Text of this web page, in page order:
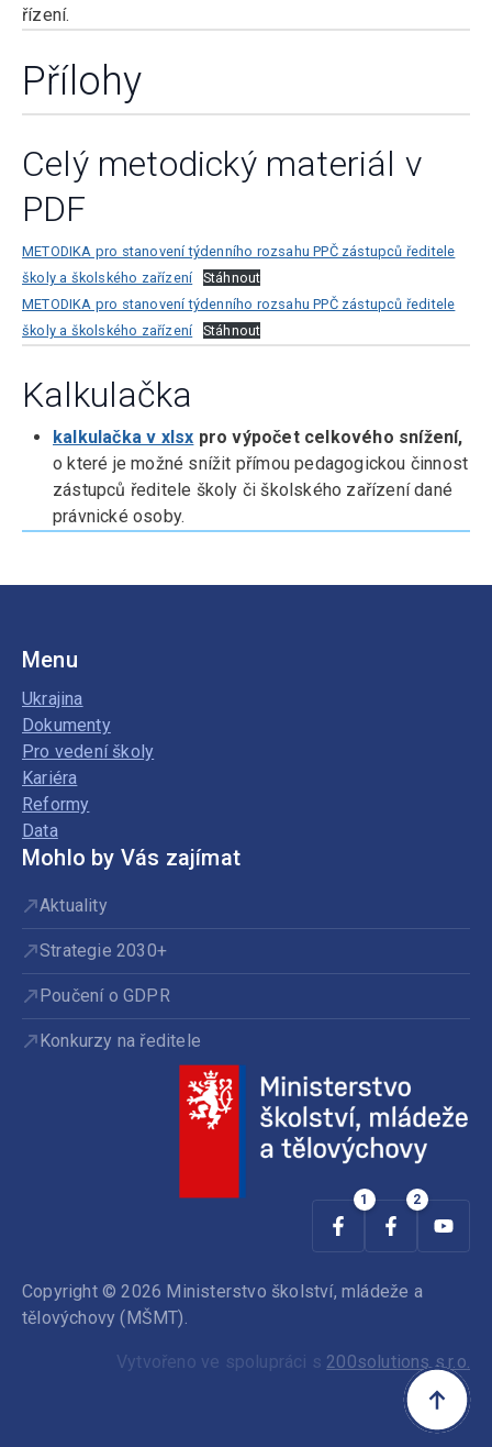
řízení.
Přílohy
Celý metodický materiál v
PDF
METODIKA pro stanovení týdenního rozsahu PPČ zástupců ředitele
školy a školského zařízení
Stáhnout
METODIKA pro stanovení týdenního rozsahu PPČ zástupců ředitele
školy a školského zařízení
Stáhnout
Kalkulačka
kalkulačka v xlsx pro výpočet celkového snížení,
o které je možné snížit přímou pedagogickou činnost
zástupců ředitele školy či školského zařízení dané
právnické osoby.
Menu
Ukrajina
Dokumenty
Pro vedení školy
Kariéra
Reformy
Data
Mohlo by Vás zajímat
Aktuality
Strategie 2030+
Poučení o GDPR
Konkurzy na ředitele
Copyright © 2026 Ministerstvo školství, mládeže a
tělovýchovy (MŠMT).
Vytvořeno ve spolupráci s 200solutions s.r.o.